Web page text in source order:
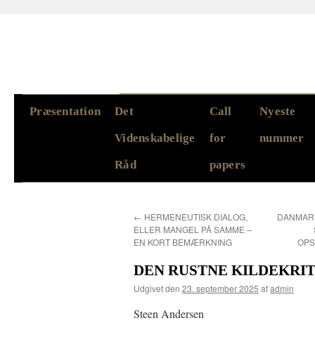
HopPræsentation
Det
Videnskabelige
Råd
Call
for
papers
Nyeste
nummer
← HERMENEUTISK DIALOG,
ELLER MANGEL PÅ SAMME –
EN KORT BEMÆRKNING
DEN RUSTNE
Udgivet den 23. september 2025 afadmin
Steen Andersen